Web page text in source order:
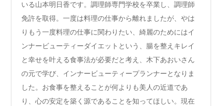
いる山本明日香です。調理師専門学校を卒業し、調理師
免許を取得。一度は料理の仕事から離れましたが、やは
りもう一度料理の仕事に関わりたい、綺麗のためにはイ
ンナービューティーダイエットという、腸を整えキレイ
と幸せを叶える食事法が必要だと考え、木下あおいさん
の元で学び、インナービューティープランナーとなりま
した。お食事を整えることが何よりも美人の近道であ
り、心の安定を築く源であることを知ってほしい。現在